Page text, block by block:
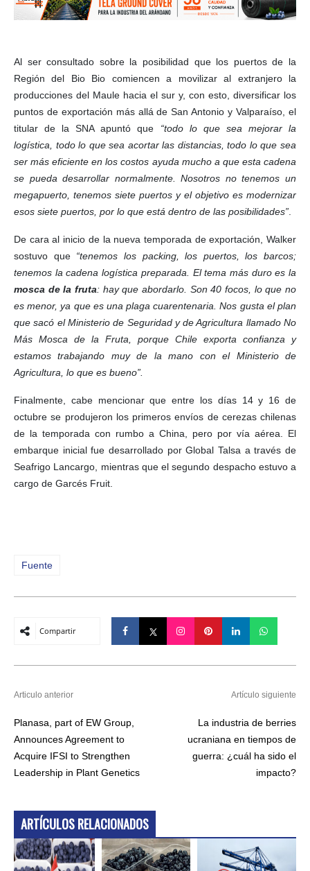
Al ser consultado sobre la posibilidad que los puertos de la
Región del Bio Bio comiencen a movilizar al extranjero la
producciones del Maule hacia el sur y, con esto, diversificar los
puntos de exportación más allá de San Antonio y Valparaíso, el
titular de la SNA apuntó que “todo lo que sea mejorar la
logística, todo lo que sea acortar las distancias, todo lo que sea
ser más eficiente en los costos ayuda mucho a que esta cadena
se pueda desarrollar normalmente. Nosotros no tenemos un
megapuerto, tenemos siete puertos y el objetivo es modernizar
esos siete puertos, por lo que está dentro de las posibilidades”.
De cara al inicio de la nueva temporada de exportación, Walker
sostuvo que “tenemos los packing, los puertos, los barcos;
tenemos la cadena logística preparada. El tema más duro es la
mosca de la fruta: hay que abordarlo. Son 40 focos, lo que no
es menor, ya que es una plaga cuarentenaria. Nos gusta el plan
que sacó el Ministerio de Seguridad y de Agricultura llamado No
Más Mosca de la Fruta, porque Chile exporta confianza y
estamos trabajando muy de la mano con el Ministerio de
Agricultura, lo que es bueno”.
Finalmente, cabe mencionar que entre los días 14 y 16 de
octubre se produjeron los primeros envíos de cerezas chilenas
de la temporada con rumbo a China, pero por vía aérea. El
embarque inicial fue desarrollado por Global Talsa a través de
Seafrigo Lancargo, mientras que el segundo despacho estuvo a
cargo de Garcés Fruit.
Fuente
Compartir
Articulo anterior
Planasa, part of EW Group,
Announces Agreement to
Acquire IFSI to Strengthen
Leadership in Plant Genetics
Artículo siguiente
La industria de berries
ucraniana en tiempos de
guerra: ¿cuál ha sido el
impacto?
ARTÍCULOS RELACIONADOS